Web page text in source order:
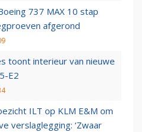
737 MAX 10 stap
afgerond
toont interieur van nieuwe
E2
ILT op KLM E&M om
verslaglegging: ‘Zwaar